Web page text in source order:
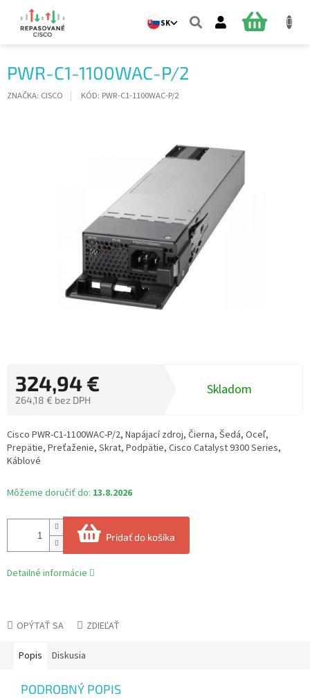
obsah
SK
PWR-C1-1100WAC-P/2
ZNAČKA: CISCO KÓD: PWR-C1-1100WAC-P/2
324,94 €
264,18 € bez DPH
cena:
Skladom
Môžeme doručiť do: 13.8.2026
Pridať do košíka
Cisco PWR-C1-1100WAC-P/2, Napájací zdroj, Čierna, Šedá, Oceľ,
Prepätie, Preťaženie, Skrat, Podpätie, Cisco Catalyst 9300 Series,
Káblové
Detailné informácie
OPÝTAŤ SA ZDIEĽAŤ
Popis Diskusia
PODROBNÝ POPIS